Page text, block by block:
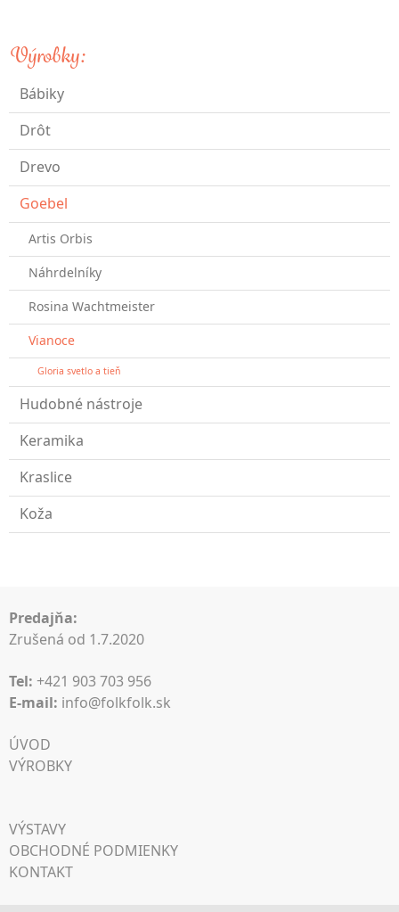
Výrobky:
Bábiky
Drôt
Drevo
Goebel
Artis Orbis
Náhrdelníky
Rosina Wachtmeister
Vianoce
Gloria svetlo a tieň
Hudobné nástroje
Keramika
Kraslice
Koža
Predajňa:
Zrušená od 1.7.2020
Tel: +421 903 703 956
E-mail: info@folkfolk.sk
ÚVOD
VÝROBKY
VÝSTAVY
OBCHODNÉ PODMIENKY
KONTAKT